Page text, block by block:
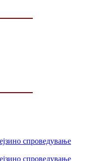
спроведување
спроведување